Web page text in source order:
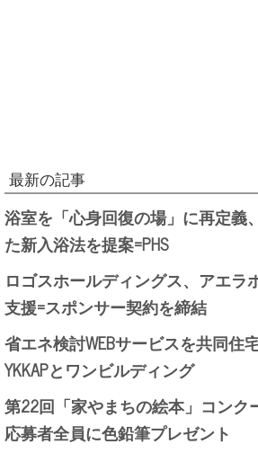
最新の記事
浴室を「心身回復の場」に再定義
た新入浴法を提案=PHS
ロゴスホールディングス、アエラ
支援=スポンサー契約を締結
省エネ検討WEBサービスを共同住
YKKAPとワンビルディング
第22回「家やまちの絵本」コンク
応募者全員に色鉛筆プレゼント